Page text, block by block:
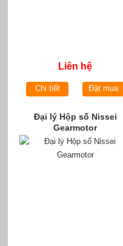
Liên hệ
Chi tiết Đặt mua
Đại lý Hộp số Nissei
Gearmotor